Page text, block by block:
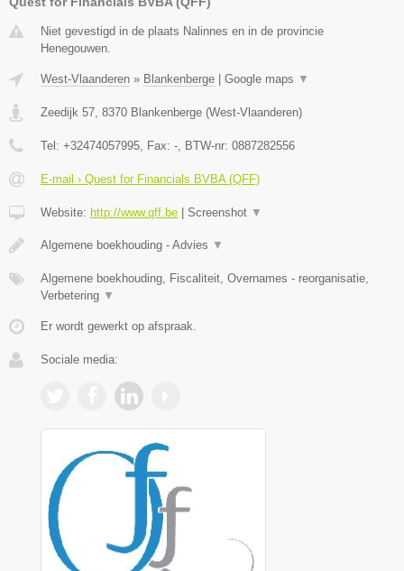
Niet gevestigd in de plaats Nalinnes en in de provincie
Henegouwen.
West-Vlaanderen » Blankenberge Google maps ▼
Zeedijk 57, 8370 Blankenberge (West-Vlaanderen)
Tel: +32474057995, Fax: -, BTW-nr: 0887282556
E-mail › Quest for Financials BVBA (QFF)
Website: http://www.qff.be Screenshot ▼
Algemene boekhouding - Advies ▼
Algemene boekhouding, Fiscaliteit, Overnames - reorganisatie,
Verbetering ▼
Er wordt gewerkt op afspraak.
Sociale media: